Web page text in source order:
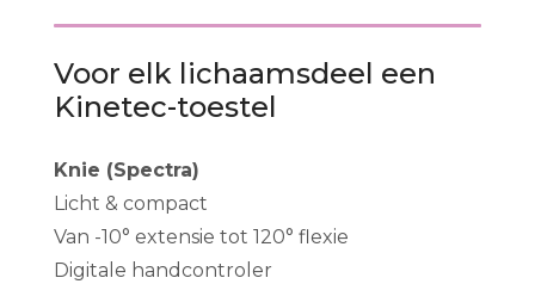
Voor elk lichaamsdeel een
Kinetec-toestel
Knie (Spectra)
Licht & compact
Van -10° extensie tot 120° flexie
Digitale handcontroler